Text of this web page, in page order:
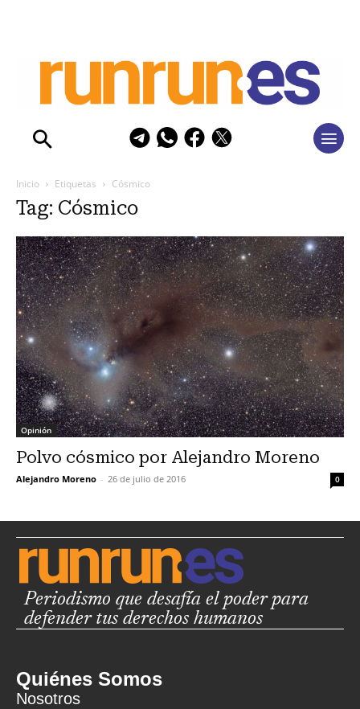
Inicio Etiquetas Cósmico
Tag: Cósmico
Opinión
Polvo cósmico por Alejandro Moreno
Alejandro Moreno - 26 de julio de 2016 0
Periodismo que desafía el poder para
defender tus derechos humanos
Quiénes Somos
Nosotros